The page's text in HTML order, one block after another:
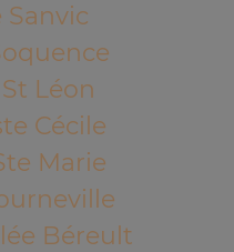
Sanvic
Léon
Cécile
Marie
Béreult